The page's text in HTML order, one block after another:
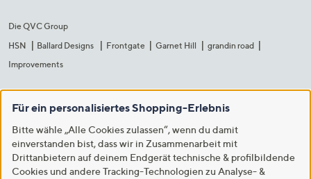
Die QVC Group
HSN
Ballard Designs Frontgate Garnet Hill
grandin road
Improvements
Für ein personalisiertes Shopping-Erlebnis
Bitte wähle „Alle Cookies zulassen“, wenn du damit
einverstanden bist, dass wir in Zusammenarbeit mit
Drittanbietern auf deinem Endgerät technische & profilbildende
Cookies und andere Tracking-Technologien zu Analyse- &